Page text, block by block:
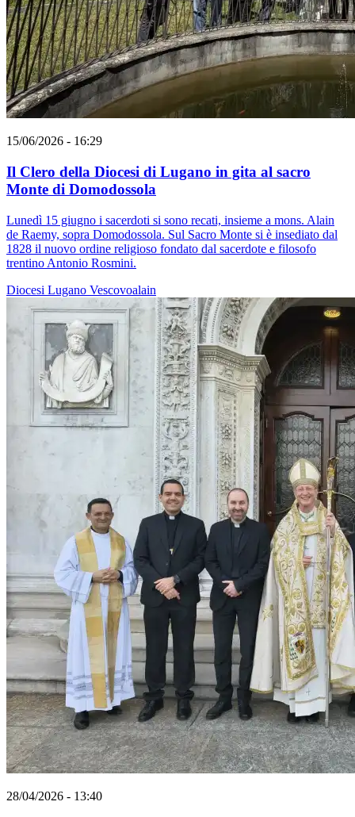
15/06/2026 - 16:29
Il Clero della Diocesi di Lugano in gita al sacro
Monte di Domodossola
Lunedì 15 giugno i sacerdoti si sono recati, insieme a mons. Alain
de Raemy, sopra Domodossola. Sul Sacro Monte si è insediato dal
1828 il nuovo ordine religioso fondato dal sacerdote e filosofo
trentino Antonio Rosmini.
Diocesi Lugano Vescovoalain
28/04/2026 - 13:40